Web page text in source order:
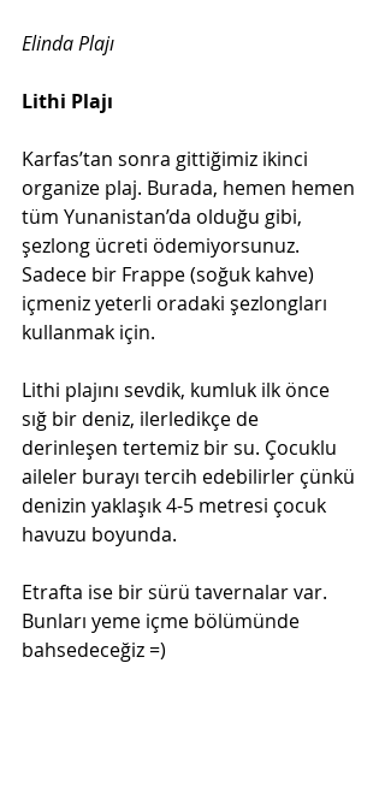
Elinda Plajı
Lithi Plajı
Karfas’tan sonra gittiğimiz ikinci
organize plaj. Burada, hemen hemen
tüm Yunanistan’da olduğu gibi,
şezlong ücreti ödemiyorsunuz.
Sadece bir Frappe (soğuk kahve)
içmeniz yeterli oradaki şezlongları
kullanmak için.
Lithi plajını sevdik, kumluk ilk önce
sığ bir deniz, ilerledikçe de
derinleşen tertemiz bir su. Çocuklu
aileler burayı tercih edebilirler çünkü
denizin yaklaşık 4-5 metresi çocuk
havuzu boyunda.
Etrafta ise bir sürü tavernalar var.
Bunları yeme içme bölümünde
bahsedeceğiz =)